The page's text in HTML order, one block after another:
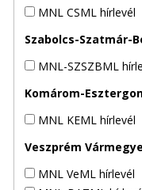
MNL CSML hírlevél
Szabolcs-Szatmár-
MNL-SZSZBML
Komárom-
MNL KEML hírlevél
Veszprém
MNL VeML hírlevél